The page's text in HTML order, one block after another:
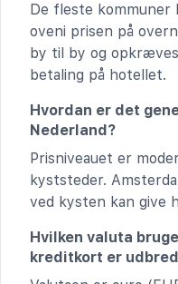
De fleste
oveni prisen på
by til by og
betaling på hotellet.
Hvordan er det
Nederland?
Prisniveauet er
kyststeder.
ved kysten kan give
Hvilken valuta
kreditkort er